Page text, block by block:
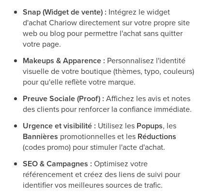
Snap (Widget de vente) : Intégrez le widget
d'achat Chariow directement sur votre propre site
web ou blog pour permettre l'achat sans quitter
votre page.
Makeups & Apparence : Personnalisez l'identité
visuelle de votre boutique (thèmes, typo, couleurs)
pour qu'elle reflète votre marque.
Preuve Sociale (Proof) : Affichez les avis et notes
des clients pour renforcer la confiance immédiate.
Urgence et visibilité : Utilisez les Popups, les
Bannières promotionnelles et les Réductions
(codes promo) pour stimuler l'acte d'achat.
SEO & Campagnes : Optimisez votre
référencement et créez des liens de suivi pour
identifier vos meilleures sources de trafic.